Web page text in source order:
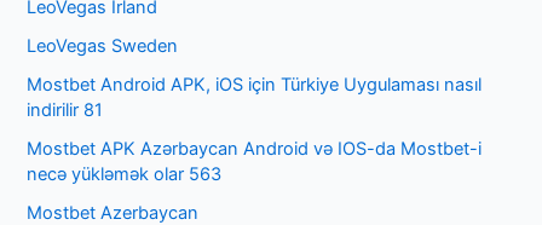
LeoVegas Irland
LeoVegas Sweden
Mostbet Android APK, iOS için Türkiye Uygulaması nasıl
indirilir 81
Mostbet APK Azərbaycan Android və IOS-da Mostbet-i
necə yükləmək olar 563
Mostbet Azerbaycan